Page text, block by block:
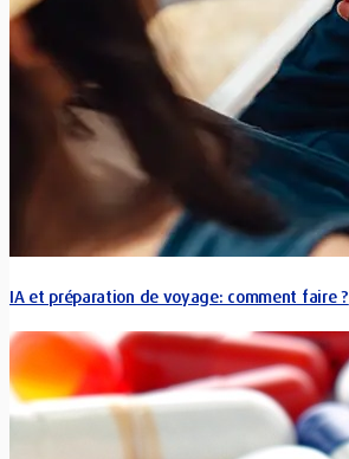
IA et préparation de voyage: comment faire ?